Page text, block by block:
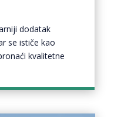
dodatak
se ističe kao
kvalitetne